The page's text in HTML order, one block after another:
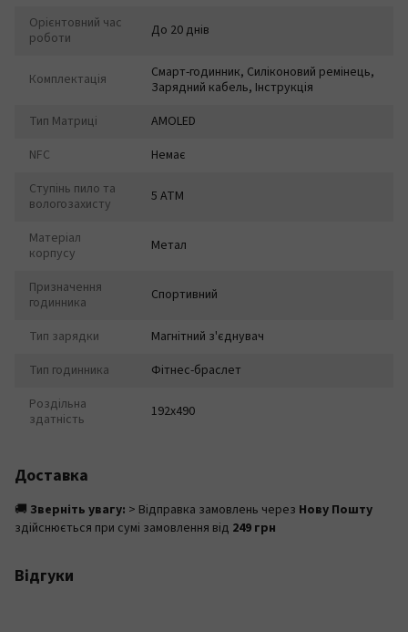
Орієнтовний час
роботи
До 20 днів
Комплектація
Смарт-годинник, Силіконовий ремінець,
Зарядний кабель, Інструкція
Тип Матриці
AMOLED
NFC
Немає
Ступінь пило та
вологозахисту
5 ATM
Матеріал
корпусу
Метал
Призначення
годинника
Спортивний
Тип зарядки
Магнітний з'єднувач
Тип годинника
Фітнес-браслет
Роздільна
здатність
192x490
Доставка
🚚 Зверніть увагу: > Відправка замовлень через Нову Пошту
здійснюється при сумі замовлення від 249 грн
Відгуки